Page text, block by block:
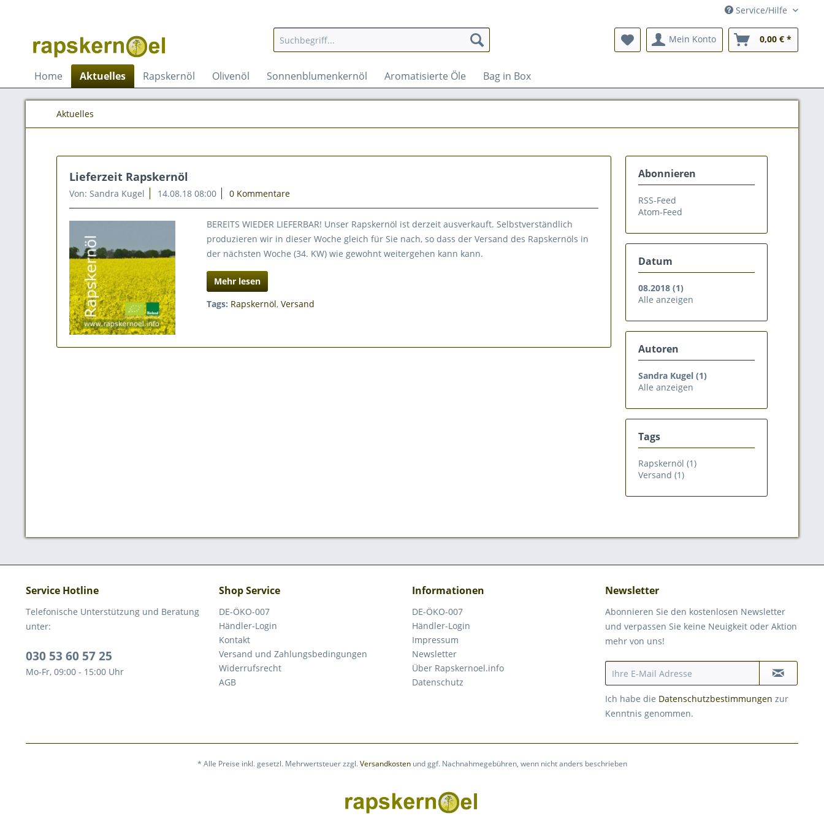
Service/Hilfe
Mein Konto 0,00 € *
Home Aktuelles Rapskernöl Olivenöl Sonnenblumenkernöl Aromatisierte Öle Bag in Box
Aktuelles
Abonnieren
RSS-Feed
Atom-Feed
Datum
08.2018 (1)
Alle anzeigen
Autoren
Sandra Kugel (1)
Alle anzeigen
Tags
Rapskernöl (1)
Versand (1)
Lieferzeit Rapskernöl
Von: Sandra Kugel 14.08.18 08:00 0 Kommentare
BEREITS WIEDER LIEFERBAR! Unser Rapskernöl ist derzeit ausverkauft. Selbstverständlich
produzieren wir in dieser Woche gleich für Sie nach, so dass der Versand des Rapskernöls in
der nächsten Woche (34. KW) wie gewohnt weitergehen kann kann.
Mehr lesen
Tags: Rapskernöl,Versand
Service Hotline
Telefonische Unterstützung und Beratung
unter:
030 53 60 57 25
Mo-Fr, 09:00 - 15:00 Uhr
Shop Service
DE-ÖKO-007
Händler-Login
Kontakt
Versand und Zahlungsbedingungen
Widerrufsrecht
AGB
Informationen
DE-ÖKO-007
Händler-Login
Impressum
Newsletter
Über Rapskernoel.info
Datenschutz
Newsletter
Abonnieren Sie den kostenlosen Newsletter
und verpassen Sie keine Neuigkeit oder Aktion
mehr von uns!
Ich habe die Datenschutzbestimmungen zur
Kenntnis genommen.
* Alle Preise inkl. gesetzl. Mehrwertsteuer zzgl.Versandkostenund ggf. Nachnahmegebühren, wenn nicht anders beschrieben